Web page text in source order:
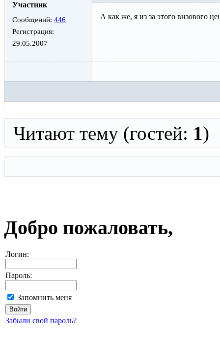
Участник
Сообщений: 446
Регистрация:
29.05.2007
А как же, я из за этого визового
Читают тему (гостей: 1)
Добро пожаловать,
Логин:
Пароль:
Запомнить меня
Забыли свой пароль?